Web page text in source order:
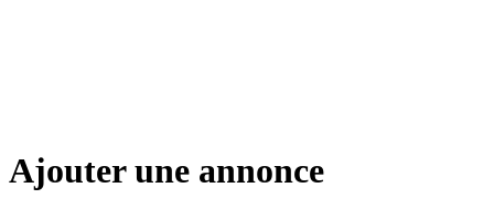
Ajouter une annonce